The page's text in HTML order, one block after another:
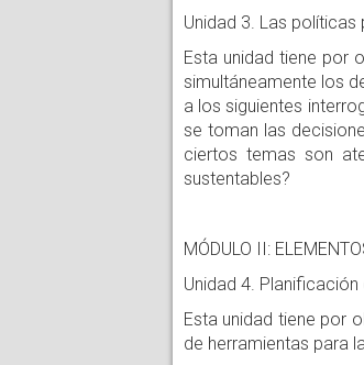
Unidad 3. Las
Esta unidad tiene por
simultáneamente los
a los siguientes
se toman las
ciertos temas son
sustentables?
MÓDULO II:
Unidad 4.
Esta unidad tiene por
de herramientas para